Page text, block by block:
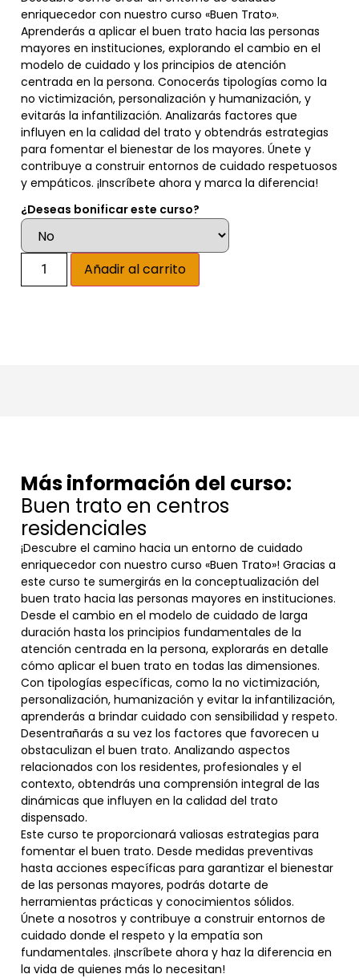
enriquecedor con nuestro curso «Buen Trato».
Aprenderás a aplicar el buen trato hacia las personas
mayores en instituciones, explorando el cambio en el
modelo de cuidado y los principios de atención
centrada en la persona. Conocerás tipologías como la
no victimización, personalización y humanización, y
evitarás la infantilización. Analizarás factores que
influyen en la calidad del trato y obtendrás estrategias
para fomentar el bienestar de los mayores. Únete y
contribuye a construir entornos de cuidado respetuosos
y empáticos. ¡Inscríbete ahora y marca la diferencia!
¿Deseas bonificar este curso?
Añadir al carrito
Más información del curso:
Buen trato en centros
residenciales
¡Descubre el camino hacia un entorno de cuidado
enriquecedor con nuestro curso «Buen Trato»! Gracias a
este curso te sumergirás en la conceptualización del
buen trato hacia las personas mayores en instituciones.
Desde el cambio en el modelo de cuidado de larga
duración hasta los principios fundamentales de la
atención centrada en la persona, explorarás en detalle
cómo aplicar el buen trato en todas las dimensiones.
Con tipologías específicas, como la no victimización,
personalización, humanización y evitar la infantilización,
aprenderás a brindar cuidado con sensibilidad y respeto.
Desentrañarás a su vez los factores que favorecen u
obstaculizan el buen trato. Analizando aspectos
relacionados con los residentes, profesionales y el
contexto, obtendrás una comprensión integral de las
dinámicas que influyen en la calidad del trato
dispensado.
Este curso te proporcionará valiosas estrategias para
fomentar el buen trato. Desde medidas preventivas
hasta acciones específicas para garantizar el bienestar
de las personas mayores, podrás dotarte de
herramientas prácticas y conocimientos sólidos.
Únete a nosotros y contribuye a construir entornos de
cuidado donde el respeto y la empatía son
fundamentales. ¡Inscríbete ahora y haz la diferencia en
la vida de quienes más lo necesitan!